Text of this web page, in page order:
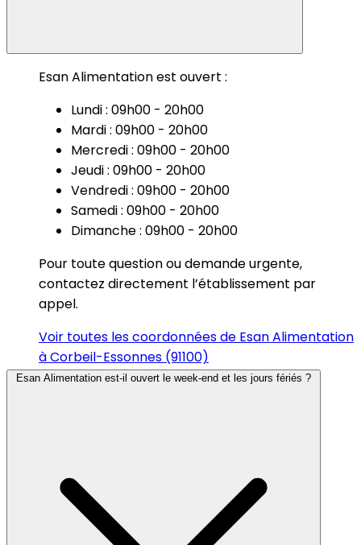
Esan Alimentation est ouvert :
Lundi : 09h00 - 20h00
Mardi : 09h00 - 20h00
Mercredi : 09h00 - 20h00
Jeudi : 09h00 - 20h00
Vendredi : 09h00 - 20h00
Samedi : 09h00 - 20h00
Dimanche : 09h00 - 20h00
Pour toute question ou demande urgente,
contactez directement l’établissement par
appel.
Voir toutes les coordonnées de Esan Alimentation
à Corbeil-Essonnes (91100)
Esan Alimentation est-il ouvert le week-end et les jours fériés ?